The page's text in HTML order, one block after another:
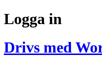
Logga in
Drivs med